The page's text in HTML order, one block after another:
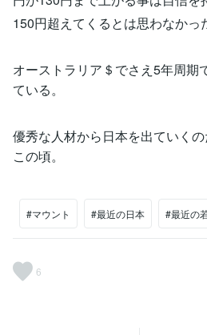
150円超えてくるとは思わなかっ
オーストラリア＄でさえ5年周期
ている。
優秀な人材から日本を出ていく
この頃。
#マウント #最近の日本 #最近の
6